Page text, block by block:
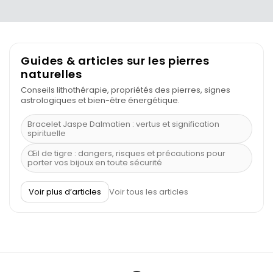
Guides & articles sur les pierres
naturelles
Conseils lithothérapie, propriétés des pierres, signes
astrologiques et bien-être énergétique.
Bracelet Jaspe Dalmatien : vertus et signification
spirituelle
Œil de tigre : dangers, risques et précautions pour
porter vos bijoux en toute sécurité
À quel poignet porter un bracelet de pierre
Découvrez le scorpion et ses pierres
Voir plus d’articles Voir tous les articles